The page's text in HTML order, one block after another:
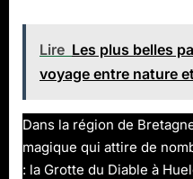
Lire Les plus belles
voyage entre nature
Dans la région de
magique qui attire de
: la Grotte du Diable à